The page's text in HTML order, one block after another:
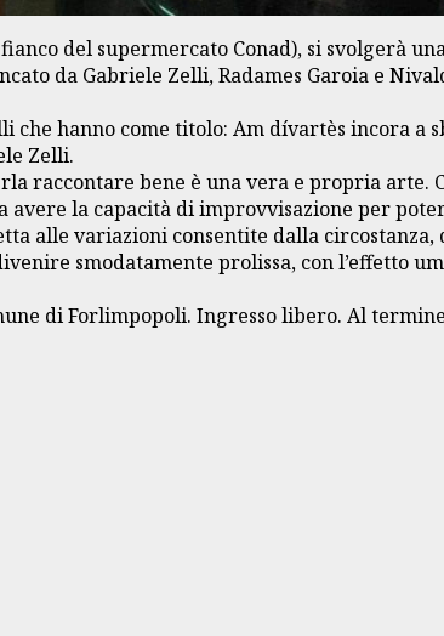
del supermercato Conad), si svolgerà
da Gabriele Zelli, Radames Garoia e
hanno come titolo: Am dívartès incora a
Zelli.
raccontare bene è una vera e propria arte.
avere la capacità di improvvisazione per
alle variazioni consentite dalla circostanza,
smodatamente prolissa, con l’effetto
di Forlimpopoli. Ingresso libero. Al